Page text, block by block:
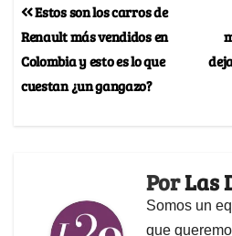
Estos son los carros de
Renault más vendidos en
Colombia y esto es lo que
cuestan ¿un gangazo?
PorLas
Somos un
que